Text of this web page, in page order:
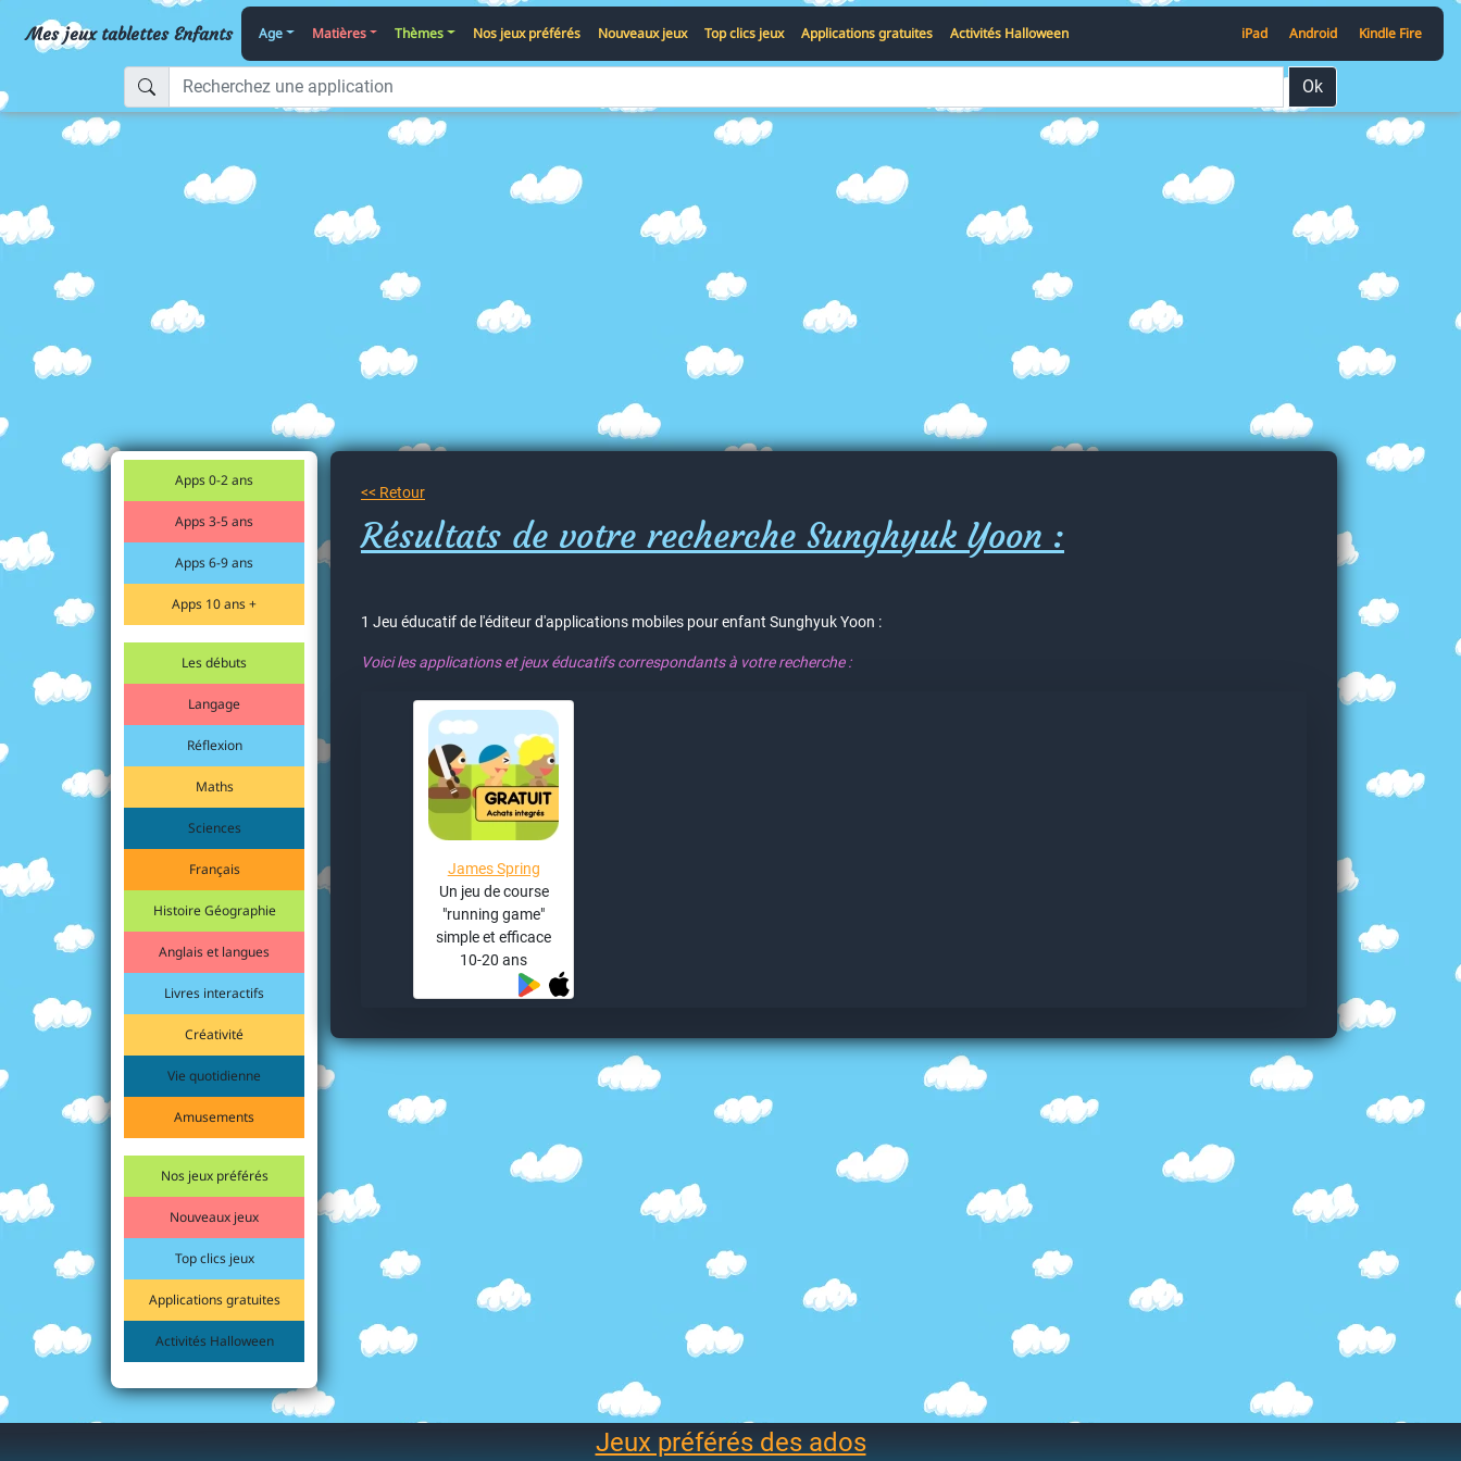
Mes jeux tablettes Enfants Age Matières Thèmes Nos jeux préférés Nouveaux jeux Top clics jeux Applications gratuites Activités Halloween iPad Android Kindle Fire
Ok
Apps 0-2 ans
Apps 3-5 ans
Apps 6-9 ans
Apps 10 ans +
Les débuts
Langage
Réflexion
Maths
Sciences
Français
Histoire Géographie
Anglais et langues
Livres interactifs
Créativité
Vie quotidienne
Amusements
Nos jeux préférés
Nouveaux jeux
Top clics jeux
Applications gratuites
Activités Halloween
<< Retour
Résultats de votre recherche Sunghyuk Yoon :
1 Jeu éducatif de l'éditeur d'applications mobiles pour enfant Sunghyuk Yoon :
Voici les applications et jeux éducatifs correspondants à votre recherche :
James Spring
Un jeu de course
"running game"
simple et efficace
10-20 ans
Jeux préférés des ados